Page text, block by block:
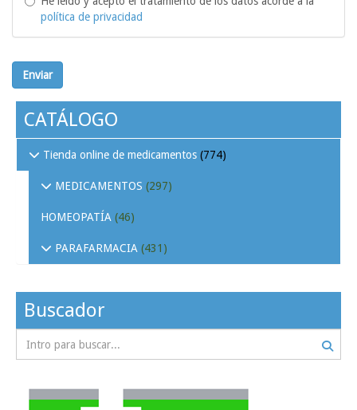
política de privacidad
Enviar
CATÁLOGO
Tienda online de medicamentos (774)
MEDICAMENTOS (297)
HOMEOPATÍA (46)
PARAFARMACIA (431)
Buscador